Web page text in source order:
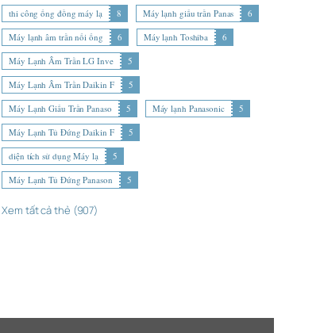
thi công ống đồng máy lạ
8 Máy lạnh giấu trần Panas
6
Máy lạnh âm trần nối ống
6 Máy lạnh Toshiba
6
Máy Lạnh Âm Trần LG Inve
5
Máy Lạnh Âm Trần Daikin F
5
Máy Lạnh Giấu Trần Panaso
5 Máy lạnh Panasonic
5
Máy Lạnh Tủ Đứng Daikin F
5
diện tích sử dụng Máy lạ
5
Máy Lạnh Tủ Đứng Panason
5
Xem tất cả thẻ (907)